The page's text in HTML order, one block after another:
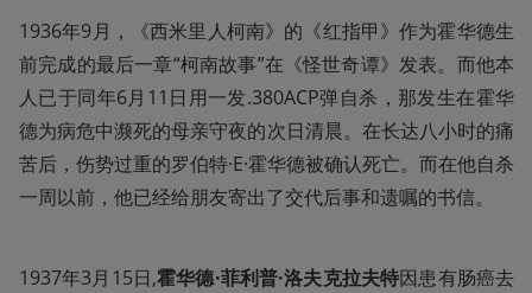
1936年9月，《西米里人柯南》的《红指甲》作为霍华德生
前完成的最后一章“柯南故事”在《怪世奇谭》发表。而他本
人已于同年6月11日用一发.380ACP弹自杀，那发生在霍华
德为病危中濒死的母亲守夜的次日清晨。在长达八小时的痛
苦后，伤势过重的罗伯特·E·霍华德被确认死亡。而在他自杀
一周以前，他已经给朋友寄出了交代后事和遗嘱的书信。
1937年3月15日,霍华德·菲利普·洛夫克拉夫特因患有肠癌去